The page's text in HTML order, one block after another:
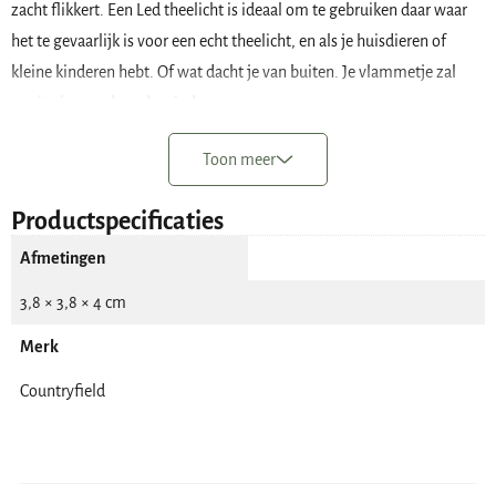
zacht flikkert. Een Led theelicht is ideaal om te gebruiken daar waar
het te gevaarlijk is voor een echt theelicht, en als je huisdieren of
kleine kinderen hebt. Of wat dacht je van buiten. Je vlammetje zal
De doorsnede van een Countryfield Led waxinelichtje is 3.8 cm en de
hoogte 4 cm. Het vlammetje steekt ongeveer 1,5 cm boven de kaars
uit. Het Countryfield grijze theelichtje werkt op één knoopcel batterij
Uit
Toon meer
Productspecificaties
Afmetingen
3,8 × 3,8 × 4 cm
Merk
Countryfield